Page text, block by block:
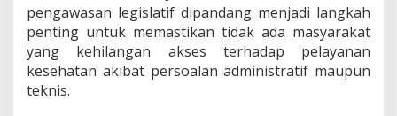
pengawasan legislatif dipandang menjadi langkah
penting untuk memastikan tidak ada masyarakat
yang kehilangan akses terhadap pelayanan
kesehatan akibat persoalan administratif maupun
teknis.